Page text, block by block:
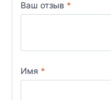
Ваш отзыв *
Имя *